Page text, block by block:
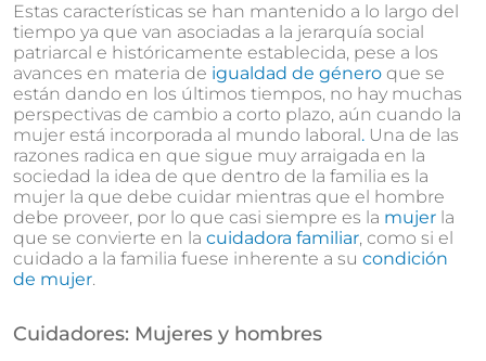
Estas características se han mantenido a lo largo del
tiempo ya que van asociadas a la jerarquía social
patriarcal e históricamente establecida, pese a los
avances en materia de igualdad de género que se
están dando en los últimos tiempos, no hay muchas
perspectivas de cambio a corto plazo, aún cuando la
mujer está incorporada al mundo laboral. Una de las
razones radica en que sigue muy arraigada en la
sociedad la idea de que dentro de la familia es la
mujer la que debe cuidar mientras que el hombre
debe proveer, por lo que casi siempre es la mujer la
que se convierte en la cuidadora familiar, como si el
cuidado a la familia fuese inherente a su condición
de mujer.
Cuidadores: Mujeres y hombres